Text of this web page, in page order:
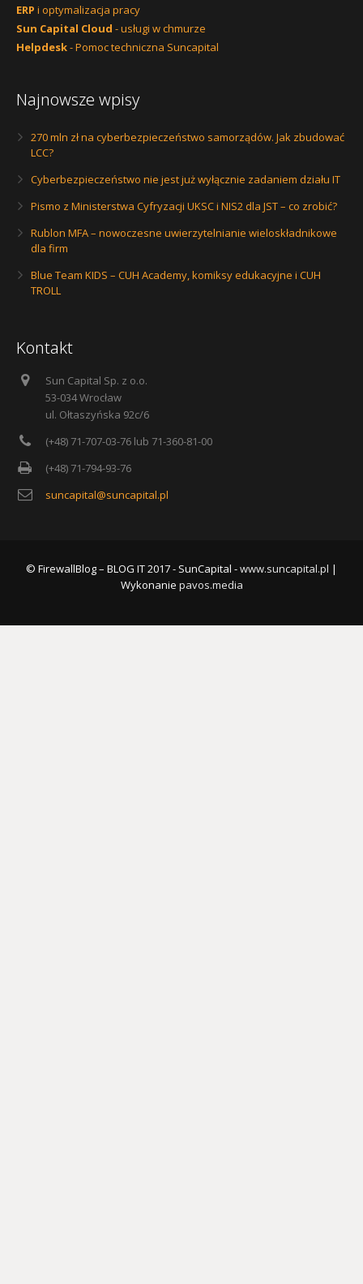
ERP i optymalizacja pracy
Sun Capital Cloud - usługi w chmurze
Helpdesk- Pomoc techniczna Suncapital
Najnowsze wpisy
270 mln zł na cyberbezpieczeństwo samorządów. Jak zbudować
LCC?
Cyberbezpieczeństwo nie jest już wyłącznie zadaniem działu IT
Pismo z Ministerstwa Cyfryzacji UKSC i NIS2 dla JST – co zrobić?
Rublon MFA – nowoczesne uwierzytelnianie wieloskładnikowe
dla firm
Blue Team KIDS – CUH Academy, komiksy edukacyjne i CUH
TROLL
Kontakt
Sun Capital Sp. z o.o.
53-034 Wrocław
ul. Ołtaszyńska 92c/6
(+48) 71-707-03-76 lub 71-360-81-00
(+48) 71-794-93-76
suncapital@suncapital.pl
© FirewallBlog – BLOG IT 2017 - SunCapital -www.suncapital.pl |
Wykonanie pavos.media